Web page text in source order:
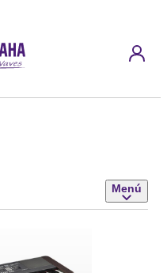
Menú